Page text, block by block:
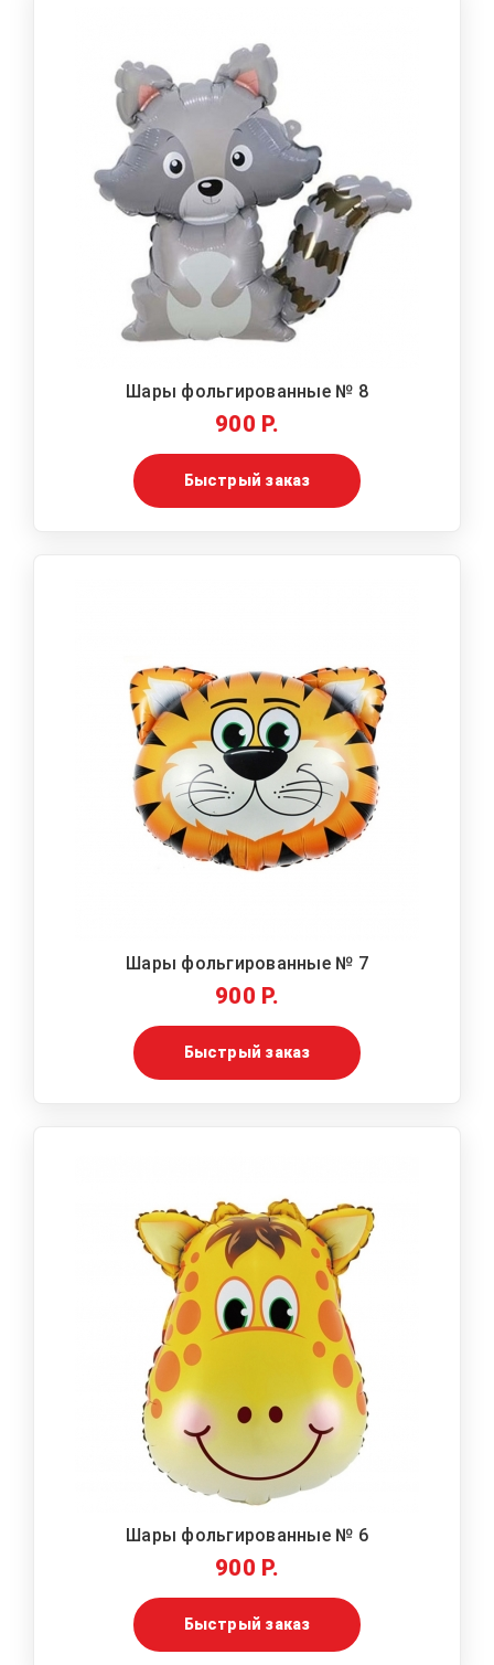
Шары фольгированные № 8
900 Р.
Быстрый заказ
Шары фольгированные № 7
900 Р.
Быстрый заказ
Шары фольгированные № 6
900 Р.
Быстрый заказ